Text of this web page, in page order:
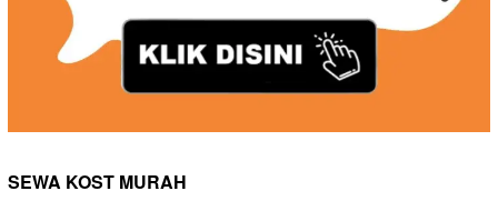
SEWA KOST MURAH